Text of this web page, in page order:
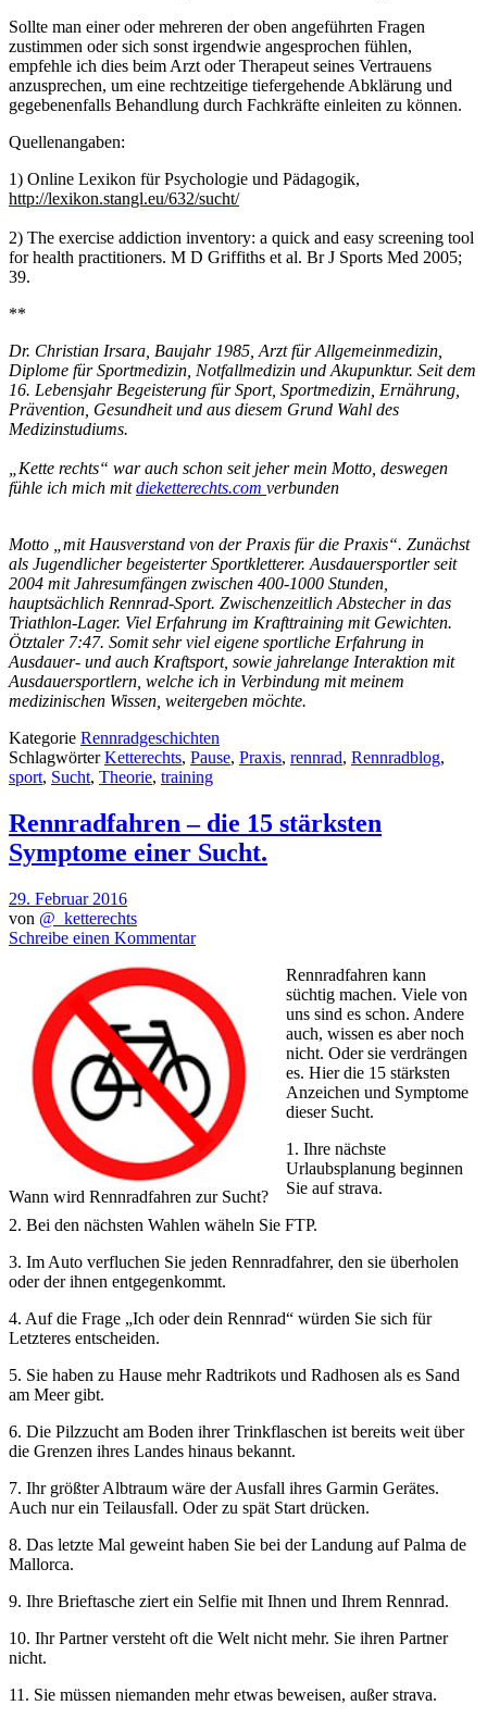
Sollte man einer oder mehreren der oben angeführten Fragen
zustimmen oder sich sonst irgendwie angesprochen fühlen,
empfehle ich dies beim Arzt oder Therapeut seines Vertrauens
anzusprechen, um eine rechtzeitige tiefergehende Abklärung und
gegebenenfalls Behandlung durch Fachkräfte einleiten zu können.
Quellenangaben:
1) Online Lexikon für Psychologie und Pädagogik,
http://lexikon.stangl.eu/632/sucht/
2) The exercise addiction inventory: a quick and easy screening tool
for health practitioners. M D Griffiths et al. Br J Sports Med 2005;
39.
**
Dr. Christian Irsara, Baujahr 1985, Arzt für Allgemeinmedizin,
Diplome für Sportmedizin, Notfallmedizin und Akupunktur. Seit dem
16. Lebensjahr Begeisterung für Sport, Sportmedizin, Ernährung,
Prävention, Gesundheit und aus diesem Grund Wahl des
Medizinstudiums.
„Kette rechts“ war auch schon seit jeher mein Motto, deswegen
fühle ich mich mitdieketterechts.com verbunden
Motto „mit Hausverstand von der Praxis für die Praxis“. Zunächst
als Jugendlicher begeisterter Sportkletterer. Ausdauersportler seit
2004 mit Jahresumfängen zwischen 400-1000 Stunden,
hauptsächlich Rennrad-Sport. Zwischenzeitlich Abstecher in das
Triathlon-Lager. Viel Erfahrung im Krafttraining mit Gewichten.
Ötztaler 7:47. Somit sehr viel eigene sportliche Erfahrung in
Ausdauer- und auch Kraftsport, sowie jahrelange Interaktion mit
Ausdauersportlern, welche ich in Verbindung mit meinem
medizinischen Wissen, weitergeben möchte.
Kategorie Rennradgeschichten
SchlagwörterKetterechts, Pause, Praxis, rennrad, Rennradblog,
sport, Sucht, Theorie, training
Rennradfahren – die 15 stärksten
Symptome einer Sucht.
29. Februar 2016
von @_ketterechts
Schreibe einen Kommentar
Wann wird Rennradfahren zur Sucht?
Rennradfahren kann
süchtig machen. Viele von
uns sind es schon. Andere
auch, wissen es aber noch
nicht. Oder sie verdrängen
es. Hier die 15 stärksten
Anzeichen und Symptome
dieser Sucht.
1. Ihre nächste
Urlaubsplanung beginnen
Sie auf strava.
2. Bei den nächsten Wahlen wäheln Sie FTP.
3. Im Auto verfluchen Sie jeden Rennradfahrer, den sie überholen
oder der ihnen entgegenkommt.
4. Auf die Frage „Ich oder dein Rennrad“ würden Sie sich für
Letzteres entscheiden.
5. Sie haben zu Hause mehr Radtrikots und Radhosen als es Sand
am Meer gibt.
6. Die Pilzzucht am Boden ihrer Trinkflaschen ist bereits weit über
die Grenzen ihres Landes hinaus bekannt.
7. Ihr größter Albtraum wäre der Ausfall ihres Garmin Gerätes.
Auch nur ein Teilausfall. Oder zu spät Start drücken.
8. Das letzte Mal geweint haben Sie bei der Landung auf Palma de
Mallorca.
9. Ihre Brieftasche ziert ein Selfie mit Ihnen und Ihrem Rennrad.
10. Ihr Partner versteht oft die Welt nicht mehr. Sie ihren Partner
nicht.
11. Sie müssen niemanden mehr etwas beweisen, außer strava.